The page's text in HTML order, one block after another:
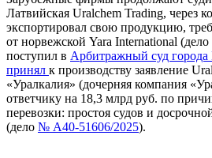
Латвийская Uralchem Trading, через
экспортировал свою продукцию,
от норвежской Yara International (дело
поступил в Арбитражный суд
принял к производству заявление
«Уралкалия» (дочерняя компания
ответчику на 18,3 млрд руб. по
перевозки: простоя судов и
(дело № А40-51606/2025).